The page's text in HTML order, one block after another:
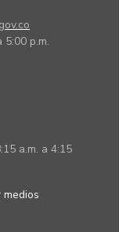
p.m.
a.m. a 4:15